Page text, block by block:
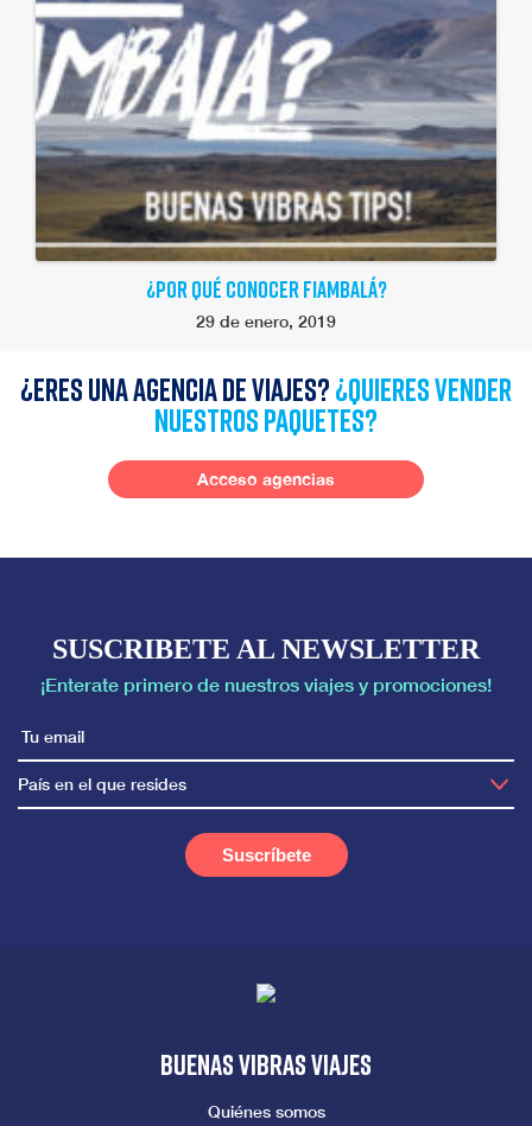
¿POR QUÉ CONOCER FIAMBALÁ?
29 de enero, 2019
¿Eres una agencia de viajes?¿quieres vender
nuestros paquetes?
Acceso agencias
SUSCRIBETE AL NEWSLETTER
¡Enterate primero de nuestros viajes y promociones!
País en el que resides
Buenas vibras viajes
Quiénes somos